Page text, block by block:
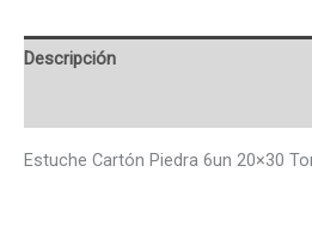
Descripción
Estuche Cartón Piedra 6un 20×30